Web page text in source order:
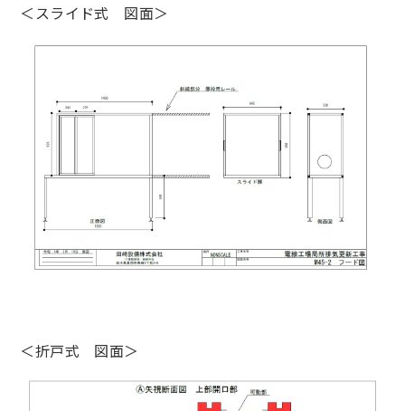
＜スライド式 図面＞
＜折戸式 図面＞